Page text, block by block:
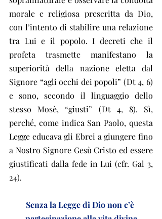
morale e religiosa prescritta da Dio,
con l’intento di stabilire una relazione
tra Lui e il popolo. I decreti che il
profeta trasmette manifestano la
superiorità della nazione eletta dal
Signore “agli occhi dei popoli” (Dt 4, 6)
e sono, secondo il linguaggio dello
stesso Mosè, “giusti” (Dt 4, 8). Sì,
perché, come indica San Paolo, questa
Legge educava gli Ebrei a giungere fino
a Nostro Signore Gesù Cristo ed essere
giustificati dalla fede in Lui (cfr. Gal 3,
24).
Senza la Legge di Dio non c’è